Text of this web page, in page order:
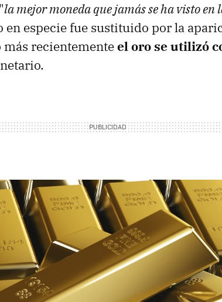
la mejor moneda que jamás se ha visto en
en especie fue sustituido por la
recientementeel oro se utilizó